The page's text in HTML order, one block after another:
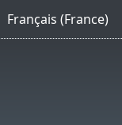
Français (France)